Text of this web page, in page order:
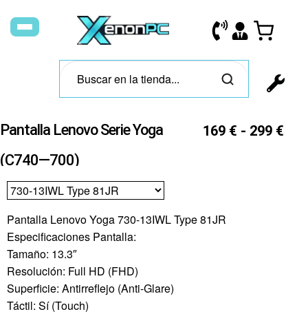
Pantalla Lenovo Serie Yoga
(C740—700)
169 € - 299 €
Pantalla Lenovo Yoga 730-13IWL Type 81JR
Especificaciones Pantalla:
Tamaño: 13.3″
Resolución: Full HD (FHD)
Superficie: Antirreflejo (Anti-Glare)
Táctil: Sí (Touch)